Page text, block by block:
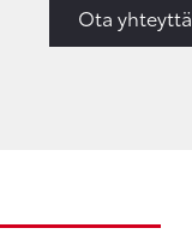
Ota yhteyttä